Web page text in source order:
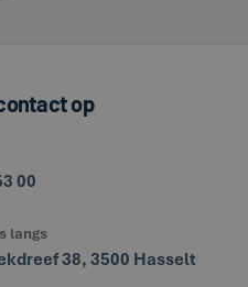
op
00
langs
38, 3500 Hasselt